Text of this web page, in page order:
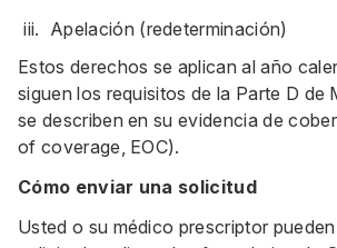
Apelación (redeterminación)
Estos derechos se aplican al año
siguen los requisitos de la Parte D de
se describen en su evidencia de
of coverage, EOC).
Cómo enviar una solicitud
Usted o su médico prescriptor